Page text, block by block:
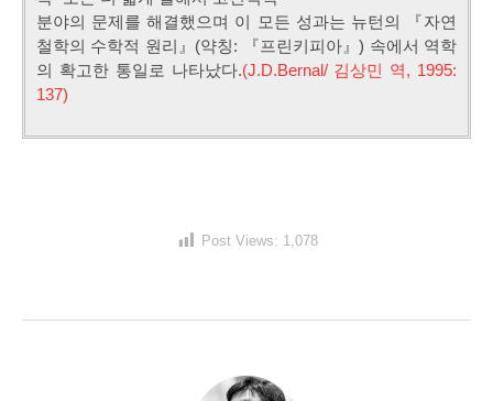
분야의 문제를 해결했으며 이 모든 성과는 뉴턴의 『자연
철학의 수학적 원리』(약칭: 『프린키피아』) 속에서 역학
의 확고한 통일로 나타났다.(J.D.Bernal/ 김상민 역, 1995:
137)
Post Views: 1,078